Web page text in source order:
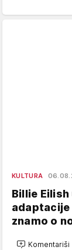
KULTURA
Billie
adaptacije
znamo o
Komentariši